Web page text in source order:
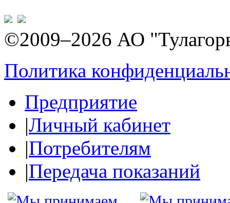
©2009–2026 АО
Политика
Предприятие
|Личный кабинет
|Потребителям
|Передача показаний